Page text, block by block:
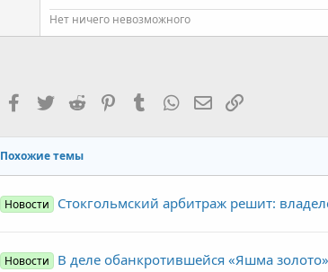
Нет ничего невозможного
Facebook
TwitterReddit PinterestTumblrWhatsAppЭлектронная
Ссылка
Похожие темы
Новости Стокгольмский арбитраж решит:
Новости В деле обанкротившейся «Яшма